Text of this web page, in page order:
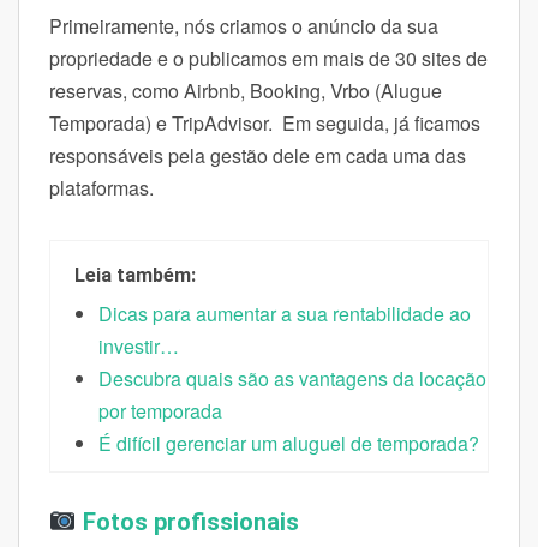
Primeiramente, nós criamos o anúncio da sua
propriedade e o publicamos em mais de 30 sites de
reservas, como Airbnb, Booking, Vrbo (Alugue
Temporada) e TripAdvisor. Em seguida, já ficamos
responsáveis pela gestão dele em cada uma das
plataformas.
Leia também:
Dicas para aumentar a sua rentabilidade ao
investir…
Descubra quais são as vantagens da locação
por temporada
É difícil gerenciar um aluguel de temporada?
Fotos profissionais